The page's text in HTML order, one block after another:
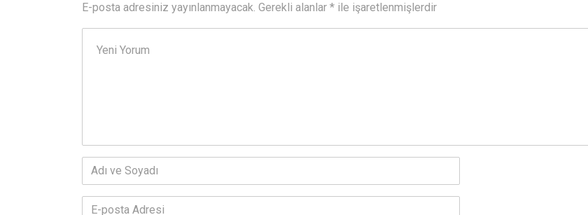
E-posta adresiniz yayınlanmayacak. Gerekli alanlar * ile işaretlenmişlerdir
Adı
ve
Soyadı*